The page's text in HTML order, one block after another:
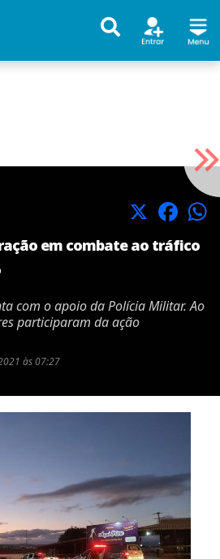
X Facebook
em combate ao tráfico
com o apoio da Polícia Militar. Ao
participaram da ação
às 07:27